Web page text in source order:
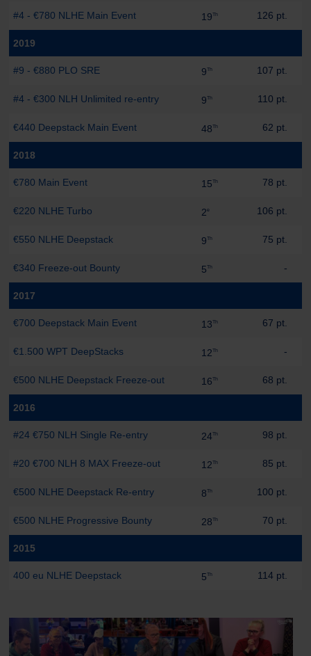
#4 - €780 NLHE Main Event 19Th 126 pt.
2019
#9 - €880 PLO SRE 9Th 107 pt.
#4 - €300 NLH Unlimited re-entry 9Th 110 pt.
€440 Deepstack Main Event 48Th 62 pt.
2018
€780 Main Event 15Th 78 pt.
€220 NLHE Turbo 2e 106 pt.
€550 NLHE Deepstack 9Th 75 pt.
€340 Freeze-out Bounty 5Th -
2017
€700 Deepstack Main Event 13Th 67 pt.
€1.500 WPT DeepStacks 12Th -
€500 NLHE Deepstack Freeze-out 16Th 68 pt.
2016
#24 €750 NLH Single Re-entry 24Th 98 pt.
#20 €700 NLH 8 MAX Freeze-out 12Th 85 pt.
€500 NLHE Deepstack Re-entry 8Th 100 pt.
€500 NLHE Progressive Bounty 28Th 70 pt.
2015
400 eu NLHE Deepstack 5Th 114 pt.